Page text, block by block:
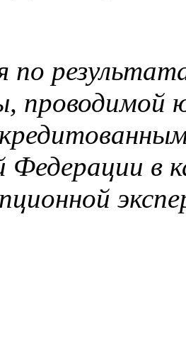
по
проводимой
Федерации в